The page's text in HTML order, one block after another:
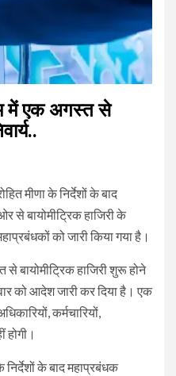
में एक अगस्त से
मीणा के निर्देशों के बाद
से बायोमीट्रिक हाजिरी के
को जारी किया गया है।
बायोमीट्रिक हाजिरी शुरू होने
को आदेश जारी कर दिया है। एक
कर्मचारियों,
होगी।
निर्देशों के बाद महाप्रबंधक